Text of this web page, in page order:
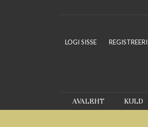
LOGI SISSE REGISTREERI
AVALEHT KULD